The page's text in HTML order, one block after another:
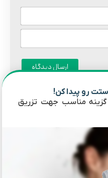
رو پیدا کن!
گزینه مناسب جهت تزریق